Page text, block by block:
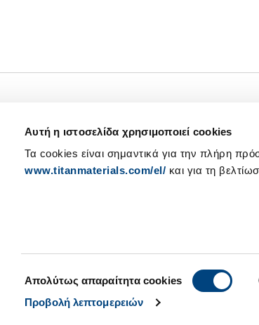
Αυτή η ιστοσελίδα χρησιμοποιεί cookies
Τα cookies είναι σημαντικά για την πλήρη
www.titanmaterials.com/el/ και για τη
συγκατάθεσης
Απολύτως απαραίτητα cookies
Προβολή λεπτομερειών
Επενδυτικές Σχέσεις
Βιώσιμη Ανάπτυξη
Ψηφιακός
για την πολιτική απορρήτου
συγκατάθεσης για Cookies